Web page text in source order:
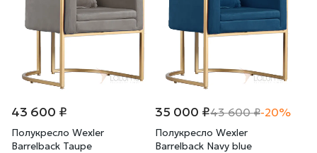
43 600 ₽
Полукресло Wexler
Barrelback Taupe
35 000 ₽43 600 ₽-20%
Полукресло Wexler
Barrelback Navy blue